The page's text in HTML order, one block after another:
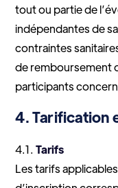
tout ou partie de
indépendantes de
contraintes
de remboursement
participants
4. Tarification
4.1.Tarifs
Les tarifs